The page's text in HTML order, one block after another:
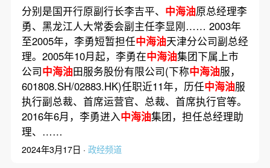
分别是国开行原副行长李吉平、 中海油原总经理李
勇、黑龙江人大常委会副主任李显刚…… 2003年
至2005年，李勇短暂担任中海油天津分公司副总经
理。2005年10月起，李勇在中海油集团下属上市
公司中海油田服务股份有限公司(下称中海油服，
601808.SH/02883.HK)任职近11年，历任中海油服
执行副总裁、首席运营官、总裁、首席执行官等。
2016年6月，李勇进入中海油集团，担任总经理助
理、……
2024年3月17日 · 政经频道